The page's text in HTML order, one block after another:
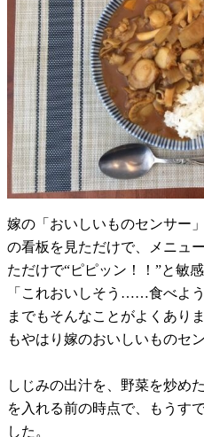
嫁の「おいしいものセンサー
の看板を見ただけで、メニュ
ただけで“ピピッン！！”と敏
「これおいしそう……食べよ
までもそんなことがよくあり
もやはり嫁のおいしいものセ
しじみの出汁を、野菜を炒め
を入れる前の時点で、もうす
した。